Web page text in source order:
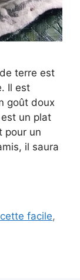
terre est
Il est
goût doux
un plat
pour un
il saura
facile,